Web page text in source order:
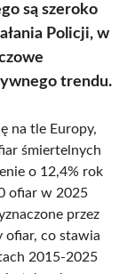
są szeroko
Policji, w
trendu.
na tle Europy,
śmiertelnych
o 12,4% rok
ofiar w 2025
przez
ofiar, co stawia
2015-2025